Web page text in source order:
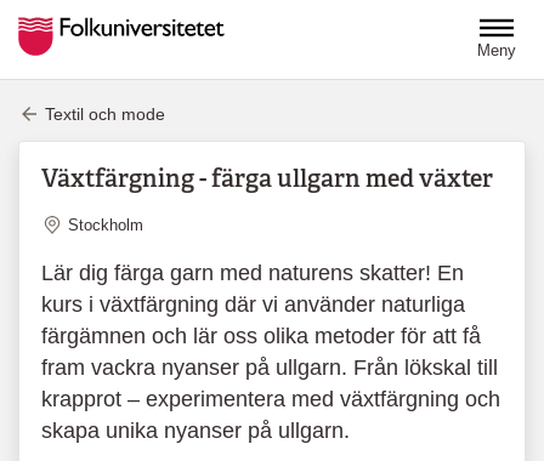
Meny
Textil och mode
Växtfärgning - färga ullgarn med växter
Plats
Stockholm
Lär dig färga garn med naturens skatter! En
kurs i växtfärgning där vi använder naturliga
färgämnen och lär oss olika metoder för att få
fram vackra nyanser på ullgarn. Från lökskal till
krapprot – experimentera med växtfärgning och
skapa unika nyanser på ullgarn.